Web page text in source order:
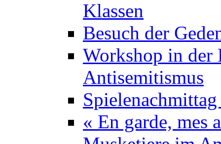
Klassen
Besuch der
Workshop in der
Antisemitismus
« En garde, mes